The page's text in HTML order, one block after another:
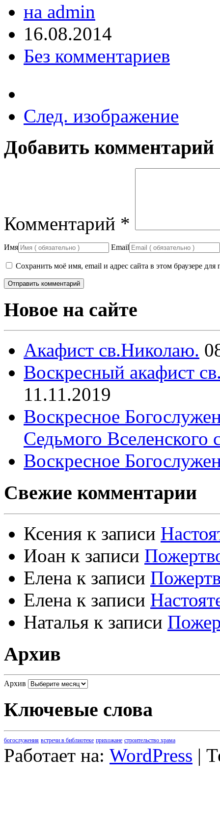
на admin
16.08.2014
Без комментариев
След. изображение
Добавить комментарий
Комментарий *
Имя Email
Сохранить моё имя, email и адрес сайта в этом браузере
Новое на сайте
Акафист св.Николаю.
Воскресный акафист
11.11.2019
Воскресное
Седьмого Вселенского
Воскресное
Свежие комментарии
Ксения к записи
Иоан к записи
Елена к записи
Елена к записи
Наталья к записи
Архив
Архив
Ключевые слова
богослужения встречи в библиотеке прихожане строительство храма
Работает на: WordPress |